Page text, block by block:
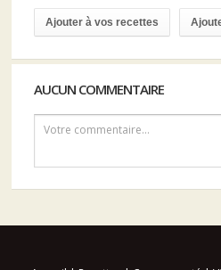
Ajouter à vos recettes
AUCUN COMMENTAIRE
Votre commentaire...